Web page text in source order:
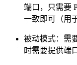
端口，只需要
一致即可（用
被动模式：需
时需要提供端